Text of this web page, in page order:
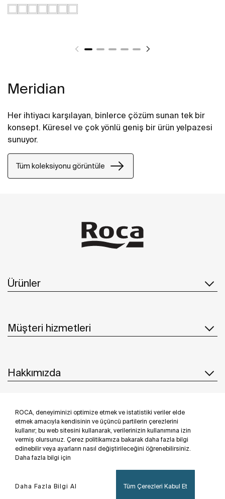
ROCA, deneyiminizi optimize etmek ve istatistiki veriler elde
etmek amacıyla kendisinin ve üçüncü partilerin çerezlerini
kullanır; bu web sitesini kullanarak, verilerinizin kullanımına izin
vermiş olursunuz. Çerez politikamıza bakarak daha fazla bilgi
edinebilir veya ayarların nasıl değiştirileceğini öğrenebilirsiniz.
Daha fazla bilgi için
Daha Fazla Bilgi Al Tüm Çerezleri Kabul Et
Meridian
Her ihtiyacı karşılayan, binlerce çözüm sunan tek bir
konsept. Küresel ve çok yönlü geniş bir ürün yelpazesi
sunuyor.
Tüm koleksiyonu görüntüle
Ürünler
Müşteri hizmetleri
Hakkımızda
İlham & Fikirler
Bizi takip edin